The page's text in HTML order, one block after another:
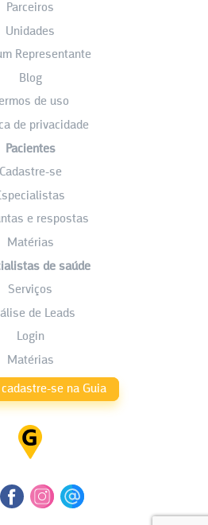
Parceiros
Unidades
Representante
Blog
de uso
de privacidade
Pacientes
Cadastre-se
e respostas
Matérias
de saúde
Serviços
de Leads
Login
Matérias
se na Guia